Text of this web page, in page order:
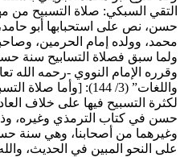
التقي السبكي: صلاة التسبيح من
حسن، نص على استحبابها أبو
محمد، وولده إمام الحرمين،
ولما سبق فصلاة التسابيح سنة
وقرره الإمام النووي -رحمه الله
واللغات” (3/ 144):
لكثرة التسبيح فيها على خلاف
حسن في كتاب الترمذي وغيره،
وغيرهما من أصحابنا، وهي سنة
على النحو المبين في الحديث،